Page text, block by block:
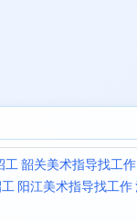
工 韶关美术指导找工作
阳江美术指导找工作